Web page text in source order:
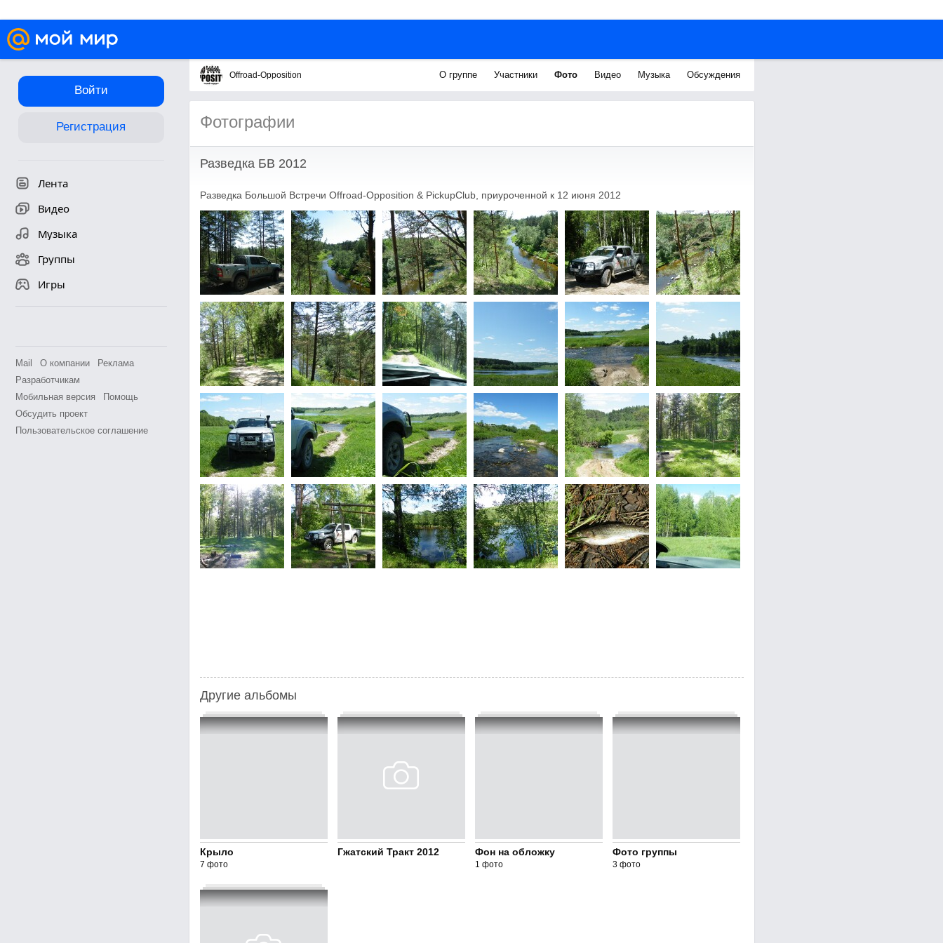
Войти
Регистрация
Лента
Видео
Музыка
Группы
Игры
Mail О компании
Реклама
Разработчикам
Мобильная версия
Помощь
Обсудить проект
Пользовательское соглашение
Offroad-Opposition О группе Участники Фото Видео Музыка Обсуждения
Фотографии
Разведка БВ 2012
Разведка Большой Встречи Offroad-Opposition & PickupClub, приуроченной к 12 июня 2012
Другие альбомы
Крыло
7 фото
Гжатский Тракт 2012 Фон на обложку
1 фото
Фото группы
3 фото